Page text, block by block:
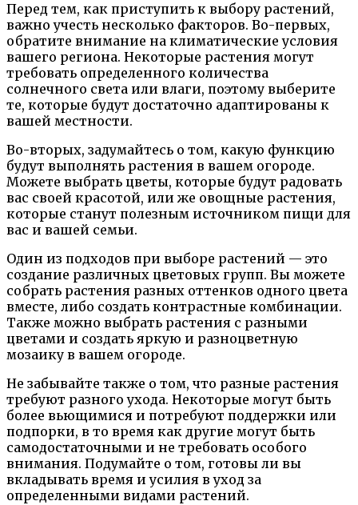
Перед тем, как приступить к выбору растений,
важно учесть несколько факторов. Во-первых,
обратите внимание на климатические условия
вашего региона. Некоторые растения могут
требовать определенного количества
солнечного света или влаги, поэтому выберите
те, которые будут достаточно адаптированы к
вашей местности.
Во-вторых, задумайтесь о том, какую функцию
будут выполнять растения в вашем огороде.
Можете выбрать цветы, которые будут радовать
вас своей красотой, или же овощные растения,
которые станут полезным источником пищи для
вас и вашей семьи.
Один из подходов при выборе растений — это
создание различных цветовых групп. Вы можете
собрать растения разных оттенков одного цвета
вместе, либо создать контрастные комбинации.
Также можно выбрать растения с разными
цветами и создать яркую и разноцветную
мозаику в вашем огороде.
Не забывайте также о том, что разные растения
требуют разного ухода. Некоторые могут быть
более вьющимися и потребуют поддержки или
подпорки, в то время как другие могут быть
самодостаточными и не требовать особого
внимания. Подумайте о том, готовы ли вы
вкладывать время и усилия в уход за
определенными видами растений.